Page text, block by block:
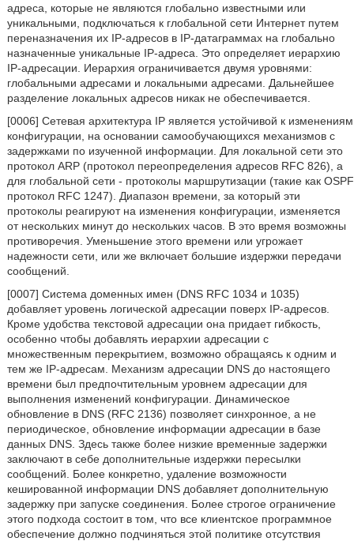
адреса, которые не являются глобально известными или
уникальными, подключаться к глобальной сети Интернет путем
переназначения их IP-адресов в IP-датаграммах на глобально
назначенные уникальные IP-адреса. Это определяет иерархию
IP-адресации. Иерархия ограничивается двумя уровнями:
глобальными адресами и локальными адресами. Дальнейшее
разделение локальных адресов никак не обеспечивается.
[0006] Сетевая архитектура IP является устойчивой к изменениям
конфигурации, на основании самообучающихся механизмов с
задержками по изученной информации. Для локальной сети это
протокол ARP (протокол переопределения адресов RFC 826), а
для глобальной сети - протоколы маршрутизации (такие как OSPF
протокол RFC 1247). Диапазон времени, за который эти
протоколы реагируют на изменения конфигурации, изменяется
от нескольких минут до нескольких часов. В это время возможны
противоречия. Уменьшение этого времени или угрожает
надежности сети, или же включает большие издержки передачи
сообщений.
[0007] Система доменных имен (DNS RFC 1034 и 1035)
добавляет уровень логической адресации поверх IP-адресов.
Кроме удобства текстовой адресации она придает гибкость,
особенно чтобы добавлять иерархии адресации с
множественным перекрытием, возможно обращаясь к одним и
тем же IP-адресам. Механизм адресации DNS до настоящего
времени был предпочтительным уровнем адресации для
выполнения изменений конфигурации. Динамическое
обновление в DNS (RFC 2136) позволяет синхронное, а не
периодическое, обновление информации адресации в базе
данных DNS. Здесь также более низкие временные задержки
заключают в себе дополнительные издержки пересылки
сообщений. Более конкретно, удаление возможности
кешированной информации DNS добавляет дополнительную
задержку при запуске соединения. Более строгое ограничение
этого подхода состоит в том, что все клиентское программное
обеспечение должно подчиняться этой политике отсутствия